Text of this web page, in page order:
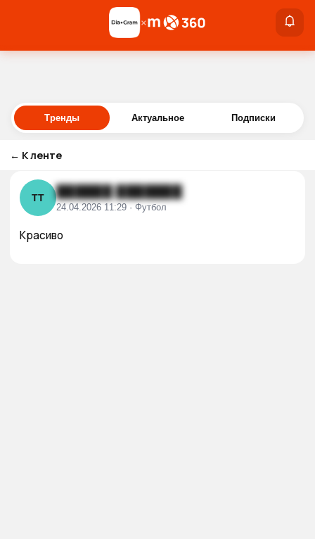
Войти
×
Тренды Актуальное Подписки
← К ленте
ТТ ██████ ███████
24.04.2026 11:29 · Футбол
Красиво